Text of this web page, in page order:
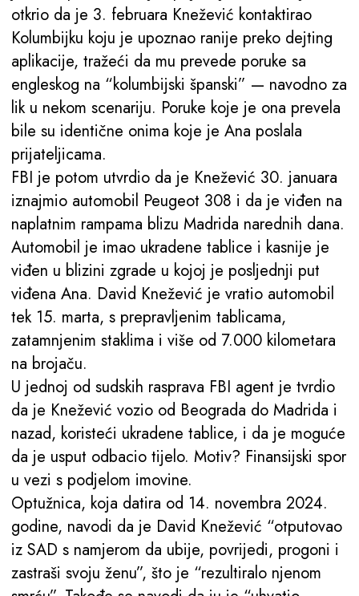
otkrio da je 3. februara Knežević kontaktirao
Kolumbijku koju je upoznao ranije preko dejting
aplikacije, tražeći da mu prevede poruke sa
engleskog na “kolumbijski španski” — navodno za
lik u nekom scenariju. Poruke koje je ona prevela
bile su identične onima koje je Ana poslala
prijateljicama.
FBI je potom utvrdio da je Knežević 30. januara
iznajmio automobil Peugeot 308 i da je viđen na
naplatnim rampama blizu Madrida narednih dana.
Automobil je imao ukradene tablice i kasnije je
viđen u blizini zgrade u kojoj je posljednji put
viđena Ana. David Knežević je vratio automobil
tek 15. marta, s prepravljenim tablicama,
zatamnjenim staklima i više od 7.000 kilometara
na brojaču.
U jednoj od sudskih rasprava FBI agent je tvrdio
da je Knežević vozio od Beograda do Madrida i
nazad, koristeći ukradene tablice, i da je moguće
da je usput odbacio tijelo. Motiv? Finansijski spor
u vezi s podjelom imovine.
Optužnica, koja datira od 14. novembra 2024.
godine, navodi da je David Knežević “otputovao
iz SAD s namjerom da ubije, povrijedi, progoni i
zastraši svoju ženu”, što je “rezultiralo njenom